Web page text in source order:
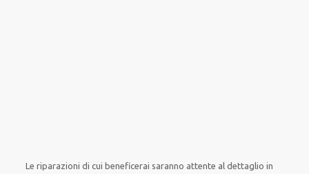
Le riparazioni di cui beneficerai saranno attente al dettaglio in